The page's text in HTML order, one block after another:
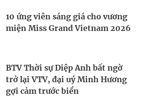
10 ứng viên sáng giá cho vương
miện Miss Grand Vietnam 2026
BTV Thời sự Diệp Anh bất ngờ
trở lại VTV, đại uý Minh Hương
gợi cảm trước biển